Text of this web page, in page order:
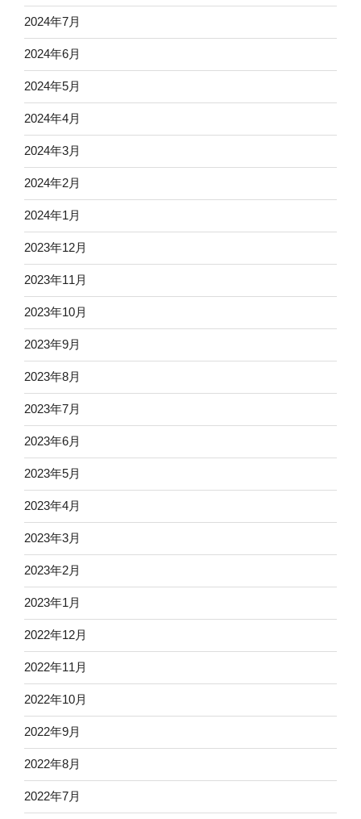
2024年7月
2024年6月
2024年5月
2024年4月
2024年3月
2024年2月
2024年1月
2023年12月
2023年11月
2023年10月
2023年9月
2023年8月
2023年7月
2023年6月
2023年5月
2023年4月
2023年3月
2023年2月
2023年1月
2022年12月
2022年11月
2022年10月
2022年9月
2022年8月
2022年7月